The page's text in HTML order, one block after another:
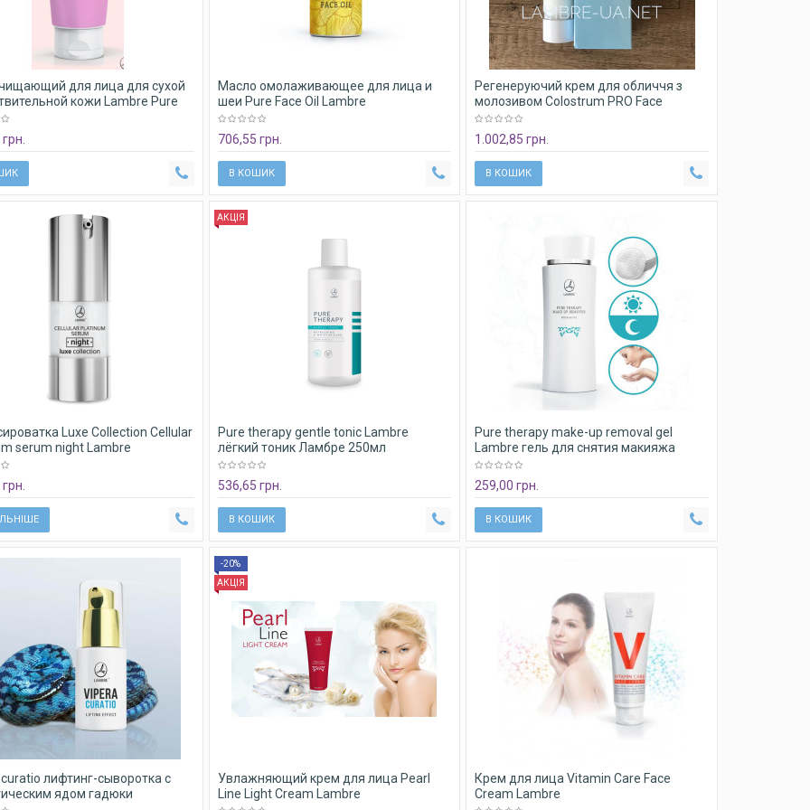
для лица для сухой
кожи Lambre Pure
Face wash gel Oily and mixed
Масло омолаживающее для лица и
шеи Pure Face Oil Lambre
706,55 грн.
В КОШИК
Регенеруючий крем для обличчя з
молозивом Colostrum PRO Face
Treatmenn Lambre
1.002,85 грн.
В КОШИК
Luxe Collection Cellular
serum night Lambre
АКЦІЯ
Pure therapy gentle tonic Lambre
лёгкий тоник Ламбре 250мл
536,65 грн.
В КОШИК
Pure therapy make-up removal gel
Lambre гель для снятия макияжа
Ламбре
259,00 грн.
В КОШИК
лифтинг-сыворотка с
ядом гадюки
-20%
АКЦІЯ
Увлажняющий крем для лица Pearl
Line Light Cream Lambre
Крем для лица Vitamin Care Face
Cream Lambre